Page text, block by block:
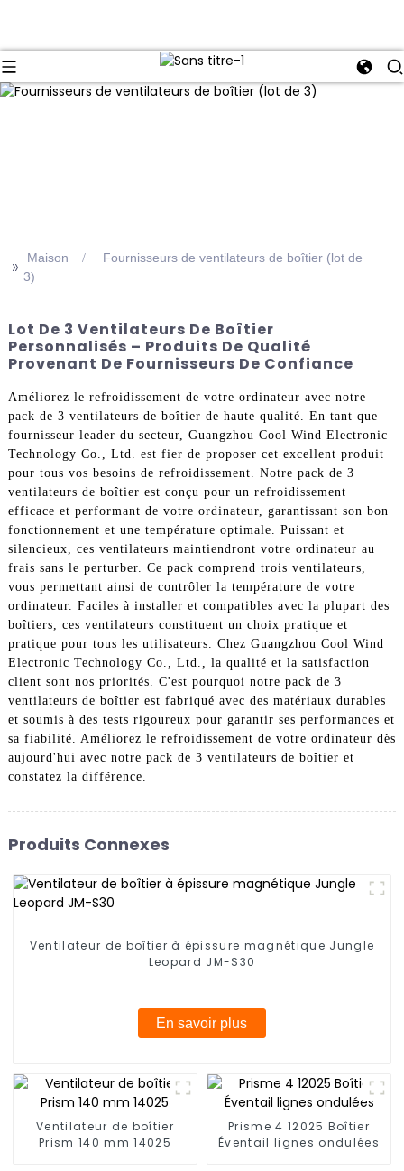
>> Maison
Fournisseurs de ventilateurs de boîtier (lot de
3)
Lot De 3 Ventilateurs De Boîtier
Personnalisés – Produits De Qualité
Provenant De Fournisseurs De Confiance
Améliorez le refroidissement de votre ordinateur avec notre
pack de 3 ventilateurs de boîtier de haute qualité. En tant que
fournisseur leader du secteur, Guangzhou Cool Wind Electronic
Technology Co., Ltd. est fier de proposer cet excellent produit
pour tous vos besoins de refroidissement. Notre pack de 3
ventilateurs de boîtier est conçu pour un refroidissement
efficace et performant de votre ordinateur, garantissant son bon
fonctionnement et une température optimale. Puissant et
silencieux, ces ventilateurs maintiendront votre ordinateur au
frais sans le perturber. Ce pack comprend trois ventilateurs,
vous permettant ainsi de contrôler la température de votre
ordinateur. Faciles à installer et compatibles avec la plupart des
boîtiers, ces ventilateurs constituent un choix pratique et
pratique pour tous les utilisateurs. Chez Guangzhou Cool Wind
Electronic Technology Co., Ltd., la qualité et la satisfaction
client sont nos priorités. C'est pourquoi notre pack de 3
ventilateurs de boîtier est fabriqué avec des matériaux durables
et soumis à des tests rigoureux pour garantir ses performances et
sa fiabilité. Améliorez le refroidissement de votre ordinateur dès
aujourd'hui avec notre pack de 3 ventilateurs de boîtier et
constatez la différence.
Produits Connexes
Ventilateur de boîtier à épissure magnétique Jungle
Leopard JM-S30
En savoir plus
Ventilateur de boîtier
Prism 140 mm 14025
Prisme 4 12025 Boîtier
Éventail lignes ondulées